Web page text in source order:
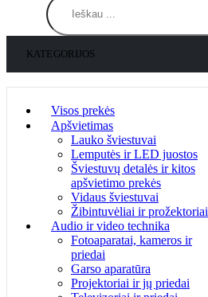
KATEGORIJOS
Visos prekės
Apšvietimas
Lauko šviestuvai
Lemputės ir LED juostos
Šviestuvų detalės ir kitos
apšvietimo prekės
Vidaus šviestuvai
Žibintuvėliai ir prožektoriai
Audio ir video technika
Fotoaparatai, kameros ir
priedai
Garso aparatūra
Projektoriai ir jų priedai